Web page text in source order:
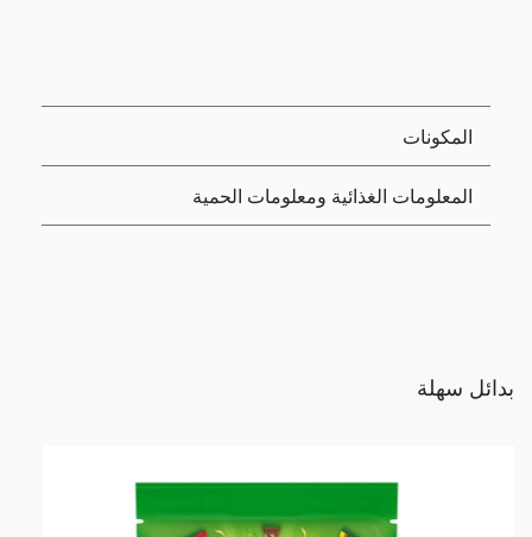
المكونات
المعلومات الغذائية ومعلومات الحمية
بدائل سهلة